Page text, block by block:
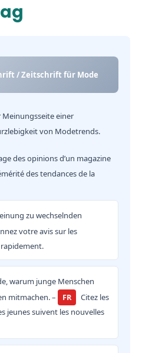
/ Zeitschrift für Mode
Meinungsseite einer
von Modetrends.
des opinions d’un magazine
des tendances de la
zu wechselnden
votre avis sur les
warum junge Menschen
mitmachen. –
FR
Citez les
jeunes suivent les nouvelles